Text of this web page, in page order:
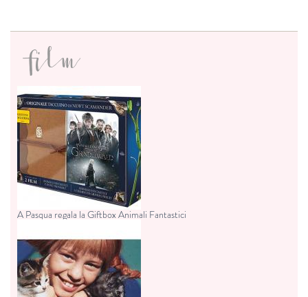
film
A Pasqua regala la Giftbox Animali Fantastici